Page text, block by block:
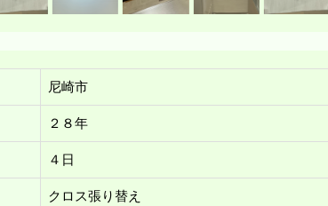
尼崎市
２８年
４日
クロス張り替え